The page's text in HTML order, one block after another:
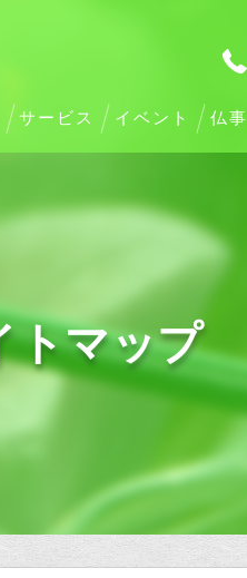
サービス イベント 仏事
トマップ